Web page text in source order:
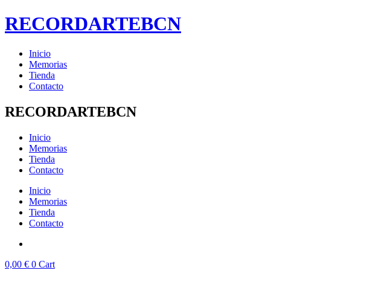
Ir
al
RECORDARTEBCN
Inicio
Memorias
Tienda
Contacto
RECORDARTEBCN
Inicio
Memorias
Tienda
Contacto
Inicio
Memorias
Tienda
Contacto
0,00 € 0 Cart